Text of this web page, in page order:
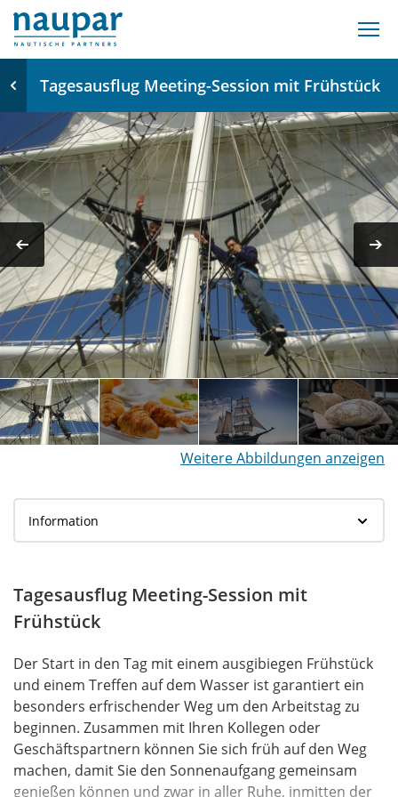
Tagesausflug Meeting-Session mit Frühstück
Weitere Abbildungen anzeigen
Tagesausflug Meeting-Session mit
Frühstück
Der Start in den Tag mit einem ausgibiegen Frühstück
und einem Treffen auf dem Wasser ist garantiert ein
besonders erfrischender Weg um den Arbeitstag zu
beginnen. Zusammen mit Ihren Kollegen oder
Geschäftspartnern können Sie sich früh auf den Weg
machen, damit Sie den Sonnenaufgang gemeinsam
genießen können und zwar in aller Ruhe, inmitten der